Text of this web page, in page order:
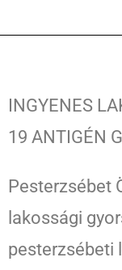
INGYENES
19 ANTIGÉN
Pesterzsébet
lakossági
pesterzsébeti